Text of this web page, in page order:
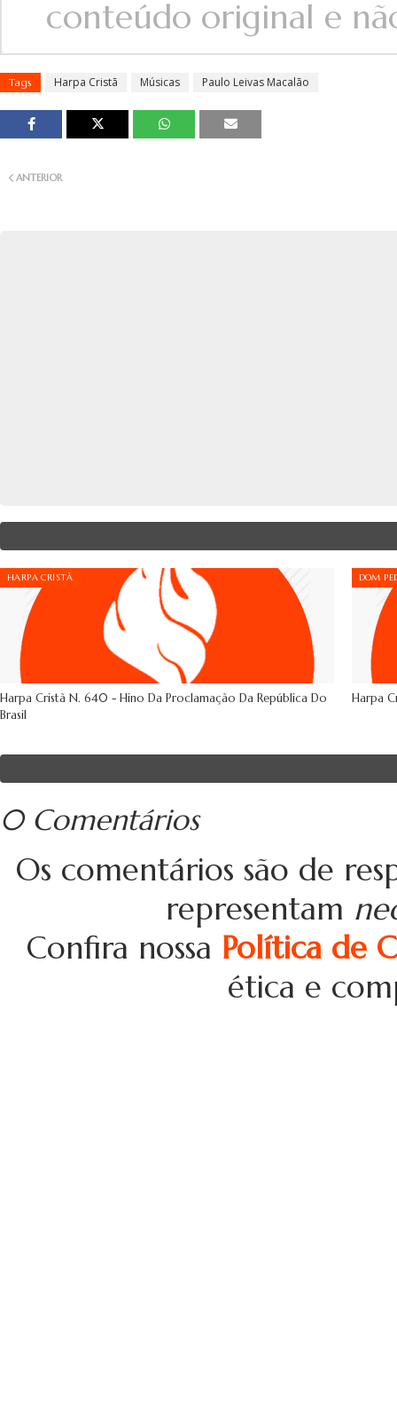
conteúdo original e
Tags Harpa Cristã Músicas Paulo Leivas Macalão
ANTERIOR
HARPA CRISTÃ
Harpa Cristã N. 640 - Hino Da Proclamação Da República Do
Brasil
DOM
Harpa
0 Comentários
Os comentários são de
representam
Confira nossa Política de
ética e